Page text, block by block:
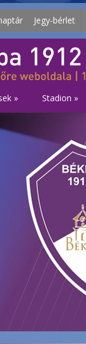
Jegy-bérlet
» Stadion »